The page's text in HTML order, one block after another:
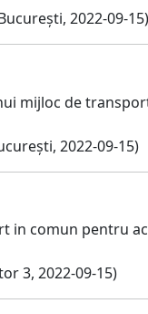
2022-09-15)
mijloc de
2022-09-15)
in comun pentru
3, 2022-09-15)